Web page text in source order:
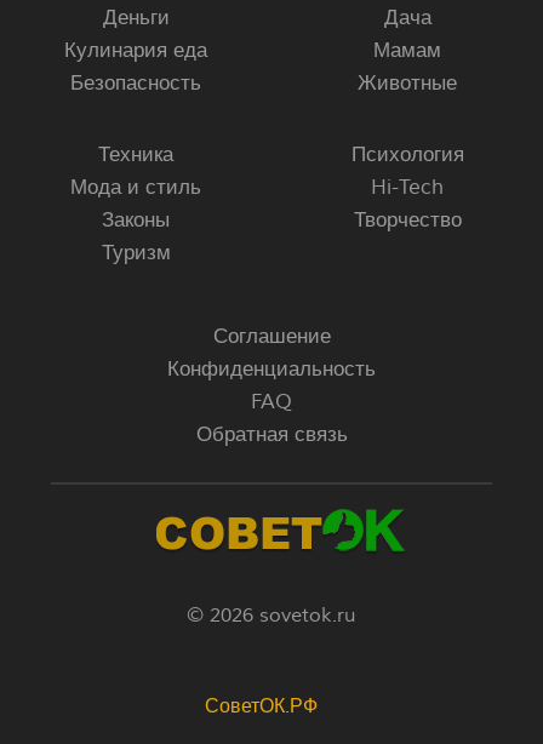
Деньги
Кулинария еда
Безопасность
Дача
Мамам
Животные
Техника
Мода и стиль
Законы
Туризм
Психология
Hi-Tech
Творчество
Соглашение
Конфиденциальность
FAQ
Обратная связь
© 2026 sovetok.ru
СоветОК.РФ